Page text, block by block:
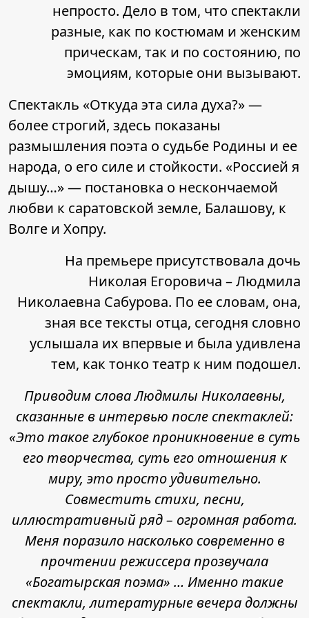
непросто. Дело в том, что спектакли
разные, как по костюмам и женским
прическам, так и по состоянию, по
эмоциям, которые они вызывают.
Спектакль «Откуда эта сила духа?» —
более строгий, здесь показаны
размышления поэта о судьбе Родины и ее
народа, о его силе и стойкости. «Россией я
дышу…» — постановка о нескончаемой
любви к саратовской земле, Балашову, к
Волге и Хопру.
На премьере присутствовала дочь
Николая Егоровича – Людмила
Николаевна Сабурова. По ее словам, она,
зная все тексты отца, сегодня словно
услышала их впервые и была удивлена
тем, как тонко театр к ним подошел.
Приводим слова Людмилы Николаевны,
сказанные в интервью после спектаклей:
«Это такое глубокое проникновение в суть
его творчества, суть его отношения к
миру, это просто удивительно.
Совместить стихи, песни,
иллюстративный ряд – огромная работа.
Меня поразило насколько современно в
прочтении режиссера прозвучала
«Богатырская поэма» … Именно такие
спектакли, литературные вечера должны